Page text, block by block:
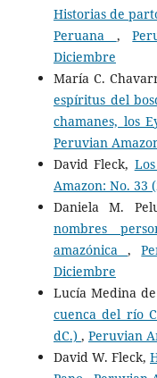
Historias de
Peruana ,
Diciembre
María C.
espíritus del
chamanes, los
Peruvian
David Fleck,
Amazon: No. 33
Daniela M.
nombres
amazónica,
Diciembre
Lucía Medina
cuenca del río
dC.) , Peruvian
David W. Fleck,